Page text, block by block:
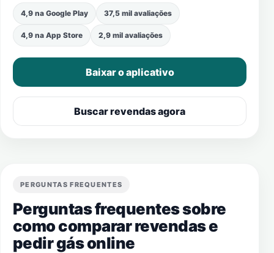
4,9 na Google Play 37,5 mil avaliações
4,9 na App Store 2,9 mil avaliações
Baixar o aplicativo
Buscar revendas agora
PERGUNTAS FREQUENTES
Perguntas frequentes sobre
como comparar revendas e
pedir gás online